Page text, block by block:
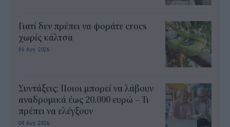
Γιατί δεν πρέπει να φοράτε crocs
χωρίς κάλτσα
06 Αυγ 2026
Συντάξεις: Ποιοι μπορεί να λάβουν
αναδρομικά έως 20.000 ευρώ – Τι
πρέπει να ελέγξουν
04 Αυγ 2026